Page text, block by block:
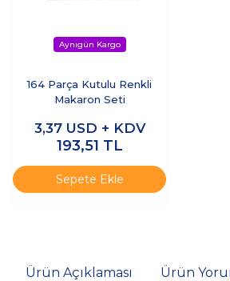
164 Parça Kutulu Renkli
Makaron Seti
3,37 USD + KDV
193,51 TL
Sepete Ekle
Ürün Açıklaması Ürün